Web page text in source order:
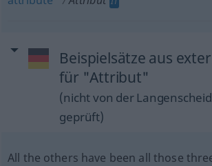
Beispielsätze aus
für "Attribut"
(nicht von der
geprüft)
All the others have been all those